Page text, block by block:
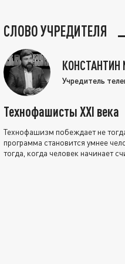
СЛОВО УЧРЕДИТЕЛЯ
Учредитель
Технофашисты XXI века
Технофашизм побеждает не
программа становится умнее
тогда, когда человек начинает